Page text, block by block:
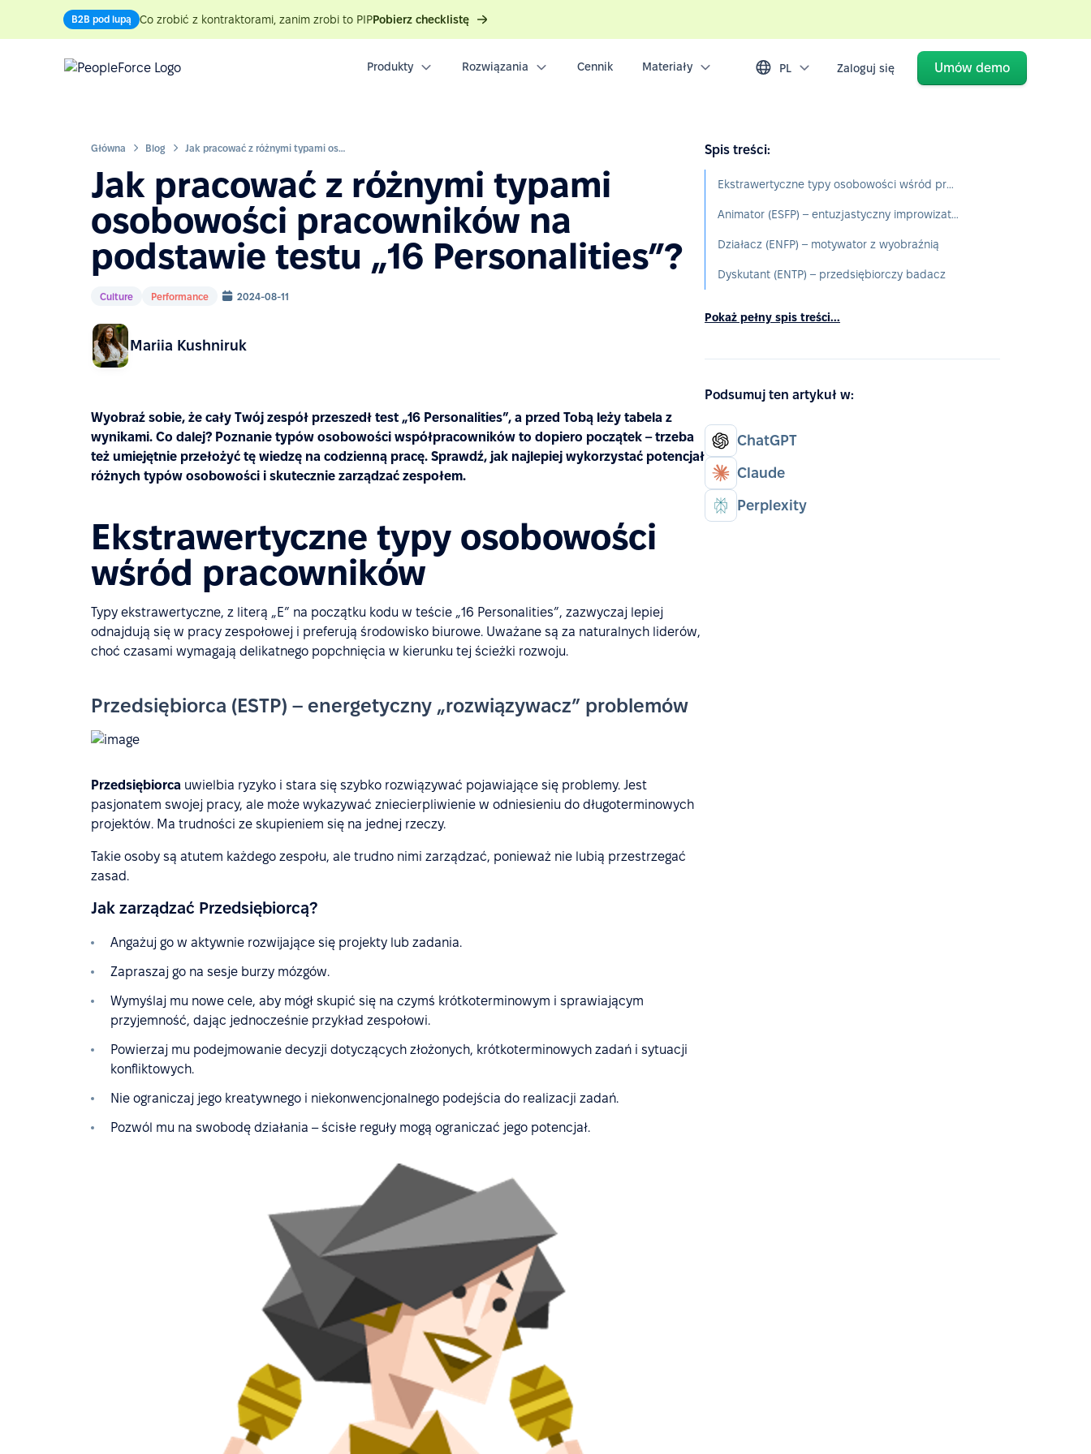
B2B pod lupą Co zrobić z kontraktorami, zanim zrobi to PIPPobierz checklistę
Produkty Rozwiązania Cennik Materiały PL Zaloguj się Umów demo
Główna Blog Jak pracować z różnymi typami osobowości pracowników na podstawie testu „16 Personalities”?
Jak pracować z różnymi typami
osobowości pracowników na
podstawie testu „16 Personalities”?
Culture Performance 2024-08-11
Mariia Kushniruk
Wyobraź sobie, że cały Twój zespół przeszedł test „16 Personalities”, a przed Tobą leży tabela z
wynikami. Co dalej? Poznanie typów osobowości współpracowników to dopiero początek – trzeba
też umiejętnie przełożyć tę wiedzę na codzienną pracę. Sprawdź, jak najlepiej wykorzystać potencjał
różnych typów osobowości i skutecznie zarządzać zespołem.
Ekstrawertyczne typy osobowości
wśród pracowników
Typy ekstrawertyczne, z literą „E” na początku kodu w teście „16 Personalities”, zazwyczaj lepiej
odnajdują się w pracy zespołowej i preferują środowisko biurowe. Uważane są za naturalnych liderów,
choć czasami wymagają delikatnego popchnięcia w kierunku tej ścieżki rozwoju.
Przedsiębiorca (ESTP) – energetyczny „rozwiązywacz” problemów
Przedsiębiorca uwielbia ryzyko i stara się szybko rozwiązywać pojawiające się problemy. Jest
pasjonatem swojej pracy, ale może wykazywać zniecierpliwienie w odniesieniu do długoterminowych
projektów. Ma trudności ze skupieniem się na jednej rzeczy.
Takie osoby są atutem każdego zespołu, ale trudno nimi zarządzać, ponieważ nie lubią przestrzegać
zasad.
Jak zarządzać Przedsiębiorcą?
Angażuj go w aktywnie rozwijające się projekty lub zadania.
Zapraszaj go na sesje burzy mózgów.
Wymyślaj mu nowe cele, aby mógł skupić się na czymś krótkoterminowym i sprawiającym
przyjemność, dając jednocześnie przykład zespołowi.
Powierzaj mu podejmowanie decyzji dotyczących złożonych, krótkoterminowych zadań i sytuacji
konfliktowych.
Nie ograniczaj jego kreatywnego i niekonwencjonalnego podejścia do realizacji zadań.
Pozwól mu na swobodę działania – ścisłe reguły mogą ograniczać jego potencjał.
Spis treści:
Ekstrawertyczne typy osobowości wśród pracowników
Animator (ESFP) – entuzjastyczny improwizator
Działacz (ENFP) – motywator z wyobraźnią
Dyskutant (ENTP) – przedsiębiorczy badacz
Pokaż pełny spis treści...
Podsumuj ten artykuł w:
ChatGPT
Claude
Perplexity